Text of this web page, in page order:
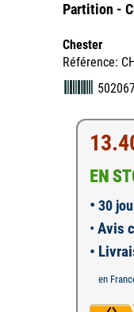
Partition -
Chester
Référence:
EN
• 30
• Avis
•
en